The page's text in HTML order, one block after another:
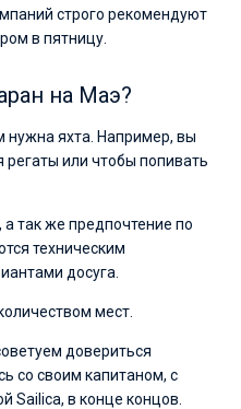
строго рекомендуют
в пятницу.
на Маэ?
нужна яхта. Например, вы
регаты или чтобы попивать
так же предпочтение по
техническим
досуга.
мест.
довериться
со своим капитаном, с
Sailica, в конце концов.